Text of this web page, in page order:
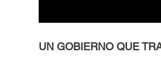
UN GOBIERNO QUE